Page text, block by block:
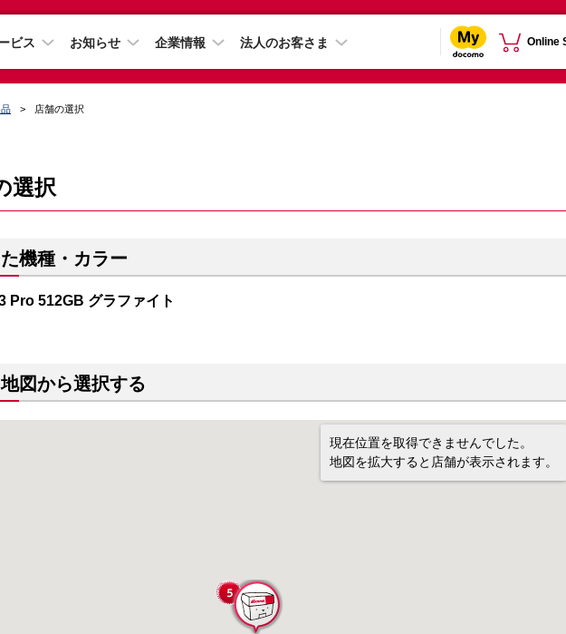
ビス お知らせ 企業情報 法人のお客さま Online
店舗の選択
選択
機種・カラー
Pro 512GB グラファイト
図から選択する
現在位置を取得できませんでした。
地図を拡大すると店舗が表示されます。